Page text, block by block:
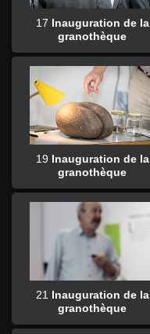
17 Inauguration de la
granothèque
19 Inauguration de la
granothèque
21 Inauguration de la
granothèque